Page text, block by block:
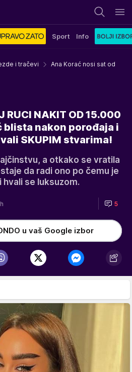
Sport Info
i tračevi
Ana Korać nosi sat od
RUCI NAKIT OD 15.000
blista nakon porođaja i
SKUPIM stvarima!
a otkako se vratila
da radi ono po čemu je
hvali se luksuzom.
5
u vaš Google izbor